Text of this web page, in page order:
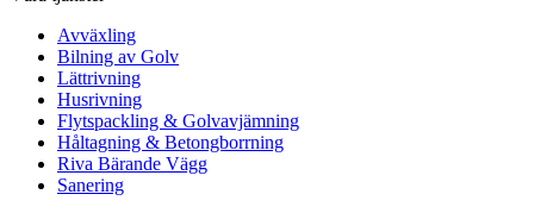
Avväxling
Bilning av Golv
Lättrivning
Husrivning
Flytspackling & Golvavjämning
Håltagning & Betongborrning
Riva Bärande Vägg
Sanering